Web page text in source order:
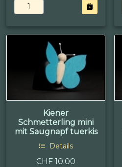
Kiener
Schmetterling mini
mit Saugnapf tuerkis
Details
CHF 10.00